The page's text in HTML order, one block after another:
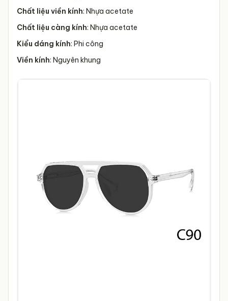
Chất liệu viền kính: Nhựa acetate
Chất liệu càng kính: Nhựa acetate
Kiểu dáng kính: Phi công
Viền kính: Nguyên khung